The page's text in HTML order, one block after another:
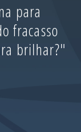
para
fracasso
brilhar?"